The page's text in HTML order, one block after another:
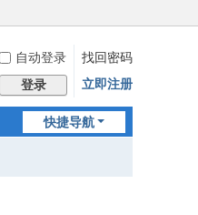
自动登录
找回密码
登录 立即注册
快捷导航